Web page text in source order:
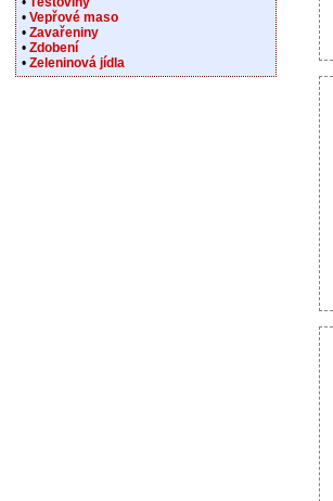
• Vepřové maso
• Zavařeniny
• Zdobení
• Zeleninová jídla